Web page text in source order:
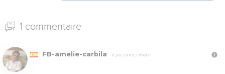
1 commentaire
FB-amelie-carbila Il y a 2 ans, 1 mois